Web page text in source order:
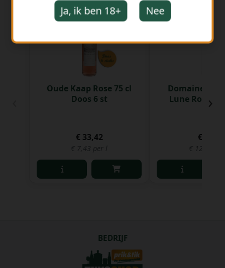
Oude Kaap Rose 75 cl
Doos 6 st
€ 33,42
€ 7,43 per l
Domaine La
Lune Rood
€ 9,61
€ 12,82
›
BEDRIJF
Ja, ik ben 18+ Nee